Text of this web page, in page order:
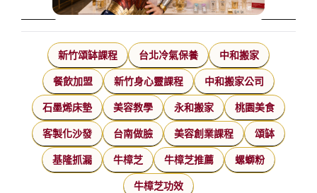
新竹頌缽課程 台北冷氣保養 中和搬家
餐飲加盟 新竹身心靈課程 中和搬家公司
石墨烯床墊 美容教學 永和搬家 桃園美食
客製化沙發 台南做臉 美容創業課程 頌缽
基隆抓漏 牛樟芝 牛樟芝推薦 螺螄粉
牛樟芝功效